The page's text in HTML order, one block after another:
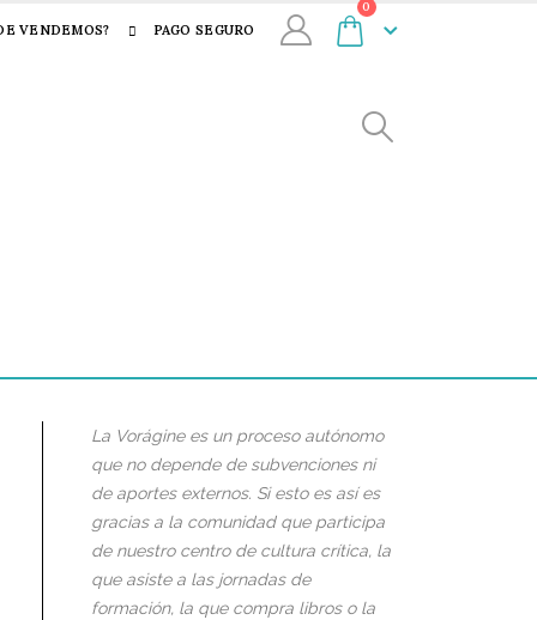
VENDEMOS? PAGO SEGURO
0
La Vorágine es un proceso autónomo
que no depende de subvenciones ni
de aportes externos. Si esto es así es
gracias a la comunidad que participa
de nuestro centro de cultura crítica, la
que asiste a las jornadas de
formación, la que compra libros o la